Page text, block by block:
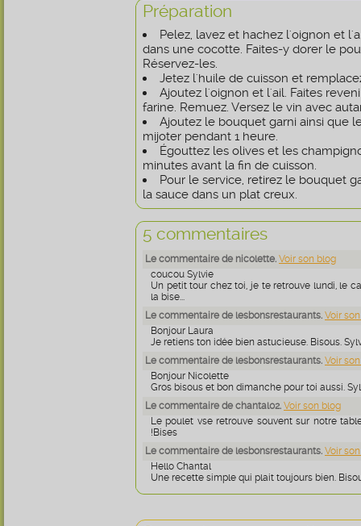
Préparation
Pelez, lavez et hachez l'oignon et
dans une cocotte. Faites-y dorer le
Réservez-les.
Jetez l'huile de cuisson et
Ajoutez l'oignon et l'ail. Faites
farine. Remuez. Versez le vin avec
Ajoutez le bouquet garni ainsi que
mijoter pendant 1 heure.
Égouttez les olives et les
minutes avant la fin de cuisson.
Pour le service, retirez le bouquet
la sauce dans un plat creux.
5 commentaires
Le commentaire de nicolette. Voir son blog
coucou Sylvie
Un petit tour chez toi, je te retrouve lundi, le
la bise...
Le commentaire de lesbonsrestaurants. Voir
Bonjour Laura
Je retiens ton idée bien astucieuse. Bisous.
Le commentaire de lesbonsrestaurants. Voir
Bonjour Nicolette
Gros bisous et bon dimanche pour toi aussi.
Le commentaire de chantal02. Voir son blog
Le poulet vse retrouve souvent sur notre
!Bises
Le commentaire de lesbonsrestaurants. Voir
Hello Chantal
Une recette simple qui plait toujours bien.